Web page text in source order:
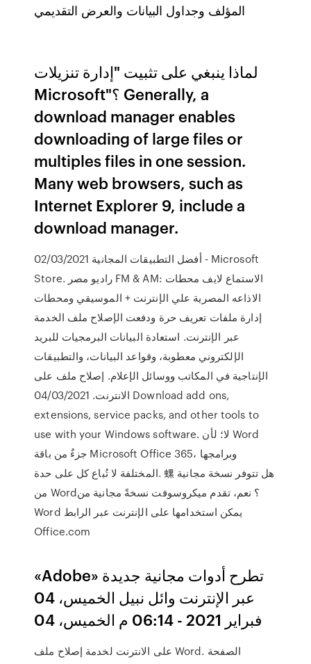
المؤلف وجداول البيانات والعرض التقديمي
لماذا ينبغي على تثبيت "إدارة تنزيلات
Microsoft"؟ Generally, a
download manager enables
downloading of large files or
multiples files in one session.
Many web browsers, such as
Internet Explorer 9, include a
download manager.
02/03/2021 أفضل التطبيقات المجانية - Microsoft
Store. راديو مصر FM & AM: الاستماع لايف محطات
الاذاعه المصرية علي الإنترنت + الموسيقي ومحطات
إدارة ملفات تعريف حرة ودفعت الإصلاح ملف الخدمة
عبر الإنترنت. استعادة البيانات البرمجيات للبريد
الإلكتروني معطوبة، وقواعد البيانات، والتطبيقات
الإنتاجية في المكاتب ووسائل الإعلام. إصلاح ملف على
الانترنت. 04/03/2021 Download add ons,
extensions, service packs, and other tools to
use with your Windows software. لا؛ لأن Word
جزءٌ من باقة Microsoft Office 365، وبرامجها
المختلفة لا تُباع كل على حدة. 螺 هل تتوفر نسخة مجانية
من Word؟ نعم، تقدم ميكروسوفت نسخةً مجانية من
Word يمكن استخدامها على الإنترنت عبر الرابط
Office.com
«Adobe» تطرح أدوات مجانية جديدة
عبر الإنترنت وائل نبيل الخميس، 04
فبراير 2021 - 06:14 م الخميس، 04
على الانترنت لخدمة إصلاح ملف Word. الصفحة